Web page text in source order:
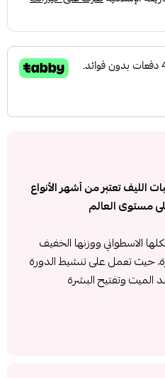
الليف تعتبر من أشهر الأنواع
مستوى العالم
الاسطواني ووزنها الخفيف
حيث تعمل على تنشيط الدورة
الميت وتفتيح البشرة